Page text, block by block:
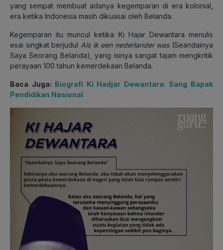
yang sempat membuat adanya kegemparan di era kolonial,
era ketika Indonesia masih dikuasai oleh Belanda.
Kegemparan itu muncul ketika Ki Hajar Dewantara menulis
esai singkat berjudul Als ik een nederlander was(Seandainya
Saya Seorang Belanda), yang isinya sangat tajam mengkritik
perayaan 100 tahun kemerdekaan Belanda.
Baca Juga: Biografi Ki Hadjar Dewantara: Sang Bapak
Pendidikan Nasional